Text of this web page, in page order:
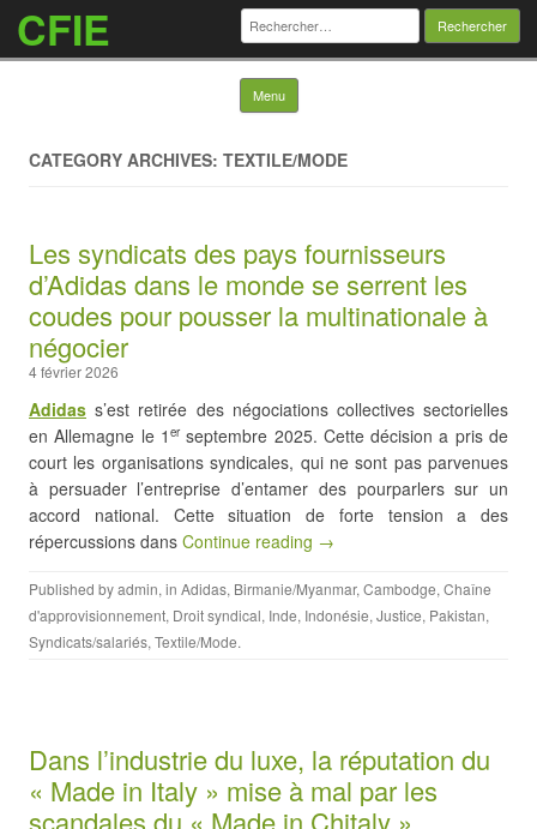
CFIE Rechercher :
Menu Skip to content
CATEGORY ARCHIVES: TEXTILE/MODE
Les syndicats des pays fournisseurs
d’Adidas dans le monde se serrent les
coudes pour pousser la multinationale à
négocier
4 février 2026
Adidas s’est retirée des négociations collectives sectorielles
en Allemagne le 1 erseptembre 2025. Cette décision a pris de
court les organisations syndicales, qui ne sont pas parvenues
à persuader l’entreprise d’entamer des pourparlers sur un
accord national. Cette situation de forte tension a des
répercussions dans Continue reading →
Published byadmin, in Adidas, Birmanie/Myanmar, Cambodge, Chaîne
d'approvisionnement, Droit syndical, Inde, Indonésie, Justice, Pakistan,
Syndicats/salariés, Textile/Mode.
Dans l’industrie du luxe, la réputation du
« Made in Italy » mise à mal par les
scandales du « Made in Chitaly »